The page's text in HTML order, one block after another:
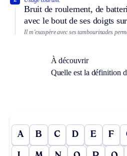
Bruit de roulement, de
avec le bout de ses doigts
Il m’exaspère avec ses tambourinades
À découvrir
Quelle est la définition
A B C D E F